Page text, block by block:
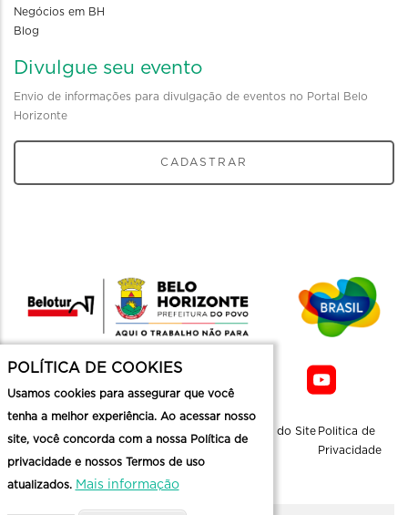
Negócios em BH
Blog
Divulgue seu evento
Envio de informações para divulgação de eventos no Portal Belo
Horizonte
CADASTRAR
Mapa do Site Politica de
Privacidade
POLÍTICA DE COOKIES
Usamos cookies para assegurar que você
tenha a melhor experiência. Ao acessar nosso
site, você concorda com a nossa Política de
privacidade e nossos Termos de uso
atualizados. Mais informação